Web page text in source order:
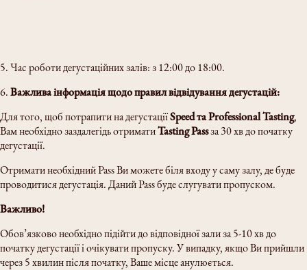
5. Час роботи дегустаційних залів: з 12:00 до 18:00.
6.Важлива інформація щодо правил відвідування дегустацій:
Для того, щоб потрапити на дегустаціїSpeed та Professional Tasting,
Вам необхідно заздалегідь отриматиTasting Passза 30 хв до початку
дегустації.
Отримати необхідний Pass Ви можете біля входу у саму залу, де буде
проводитися дегустація. Даний Pass буде слугувати пропуском.
Важливо!
Обов’язково необхідно підійти до відповідної зали за 5-10 хв до
початку дегустації і очікувати пропуску. У випадку, якщо Ви прийшли
через 5 хвилин після початку, Ваше місце анулюється.